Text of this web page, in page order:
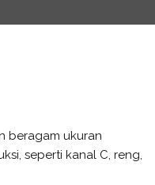
beragam ukuran
seperti kanal C, reng,